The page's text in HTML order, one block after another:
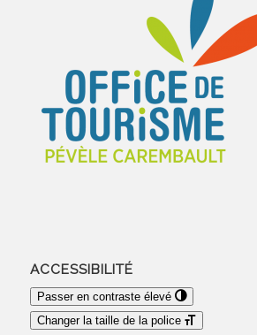
ACCESSIBILITÉ
Passer en contraste élevé
Changer la taille de la police